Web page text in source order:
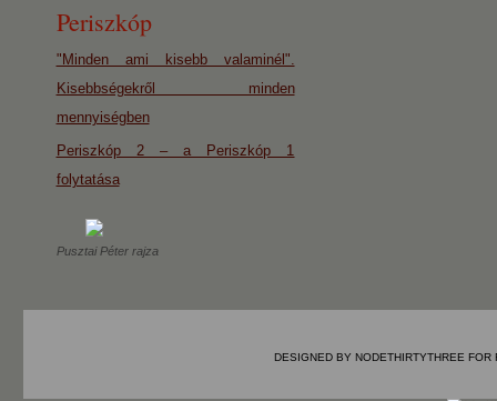
Periszkóp
"Minden ami kisebb valaminél".
Kisebbségekről minden
mennyiségben
Periszkóp 2 – a Periszkóp 1
folytatása
Pusztai Péter rajza
DESIGNED BY NODETHIRTYTHREE FOR